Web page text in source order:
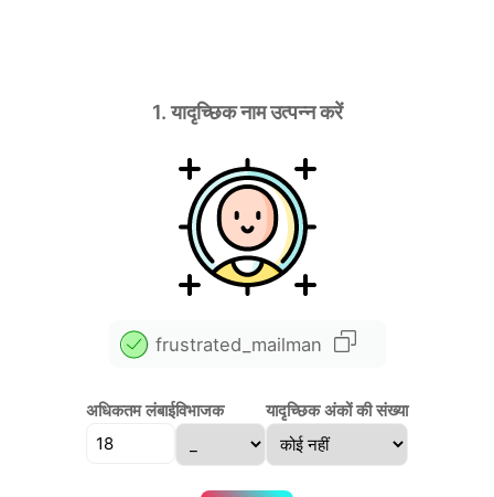
1. यादृच्छिक नाम उत्पन्न करें
frustrated_mailman
अधिकतम लंबाईविभाजक यादृच्छिक अंकों की संख्या